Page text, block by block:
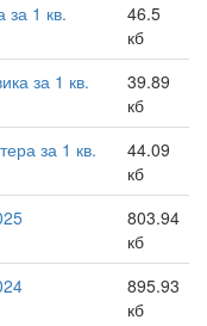
1 кв.
46.5
кб
за 1 кв.
39.89
кб
за 1 кв.
44.09
кб
803.94
кб
895.93
кб